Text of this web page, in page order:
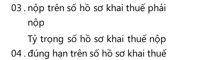
03 . nộp trên số hồ sơ khai thuế phải
nộp
04 .
Tỷ trọng số hồ sơ khai thuế nộp
đúng hạn trên số hồ sơ khai thuế